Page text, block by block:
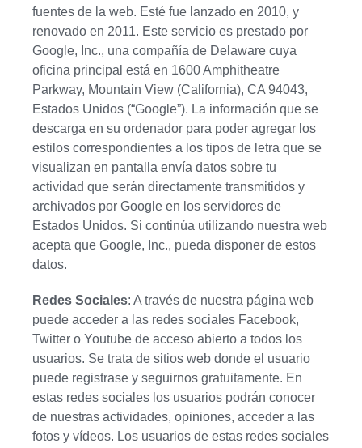
fuentes de la web. Esté fue lanzado en 2010, y
renovado en 2011. Este servicio es prestado por
Google, Inc., una compañía de Delaware cuya
oficina principal está en 1600 Amphitheatre
Parkway, Mountain View (California), CA 94043,
Estados Unidos (“Google”). La información que se
descarga en su ordenador para poder agregar los
estilos correspondientes a los tipos de letra que se
visualizan en pantalla envía datos sobre tu
actividad que serán directamente transmitidos y
archivados por Google en los servidores de
Estados Unidos. Si continúa utilizando nuestra web
acepta que Google, Inc., pueda disponer de estos
datos.
Redes Sociales: A través de nuestra página web
puede acceder a las redes sociales Facebook,
Twitter o Youtube de acceso abierto a todos los
usuarios. Se trata de sitios web donde el usuario
puede registrase y seguirnos gratuitamente. En
estas redes sociales los usuarios podrán conocer
de nuestras actividades, opiniones, acceder a las
fotos y vídeos. Los usuarios de estas redes sociales